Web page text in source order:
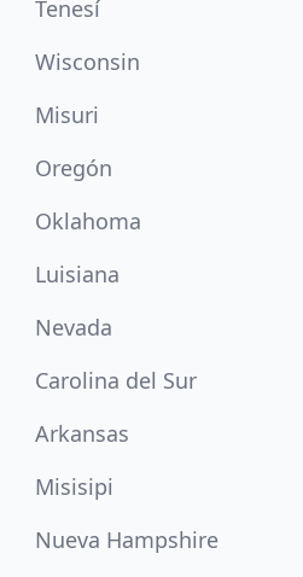
Tenesí
Wisconsin
Misuri
Oregón
Oklahoma
Luisiana
Nevada
Carolina del Sur
Arkansas
Misisipi
Nueva Hampshire